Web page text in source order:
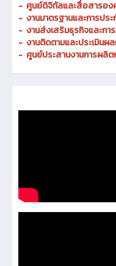
- งานพัฒนายุทธศาสตร์แผ
- งานส่งเสริมการวิจัยนวัต
- ศูนย์ดิจิทัลและสื่อสารอง